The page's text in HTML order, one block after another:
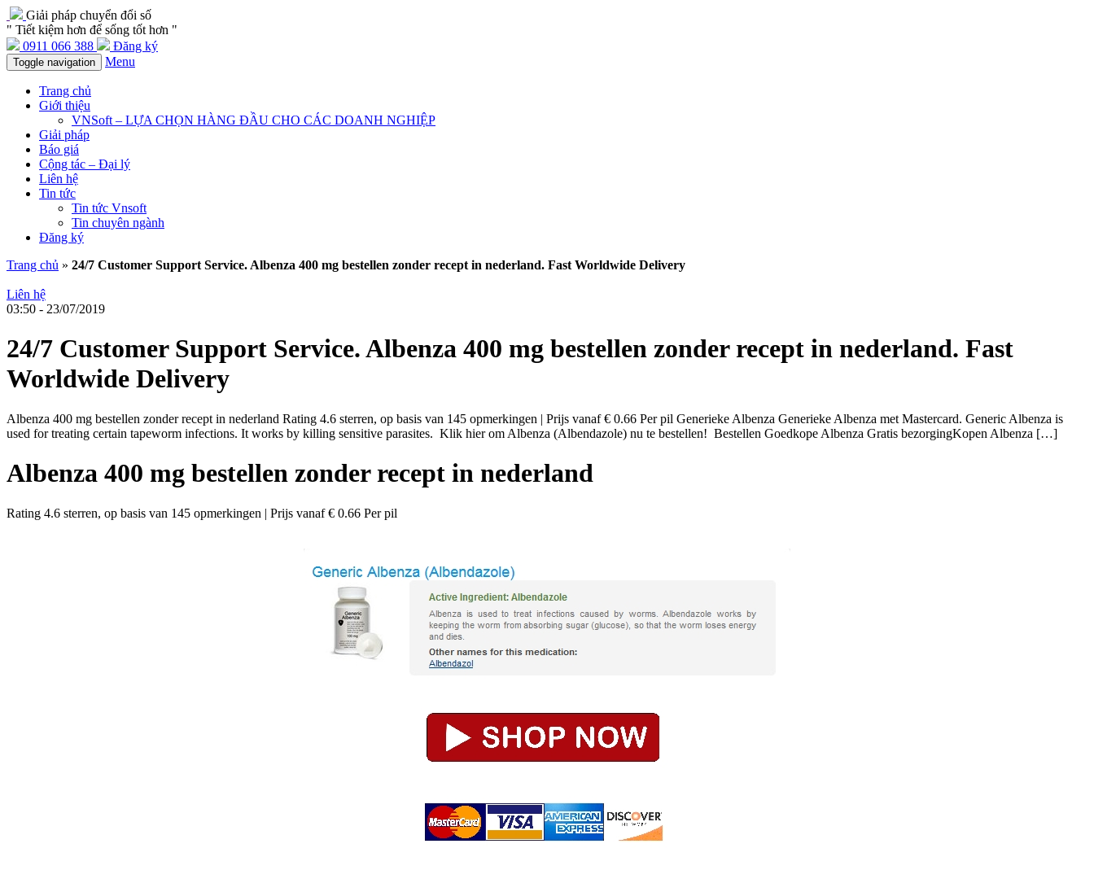
Giải pháp chuyển đổi số
" Tiết kiệm hơn để sống tốt hơn "
0911 066 388
Đăng ký
Toggle navigation Menu
Trang chủ
Giới thiệu
VNSoft – LỰA CHỌN HÀNG ĐẦU CHO CÁC DOANH NGHIỆP
Giải pháp
Báo giá
Cộng tác – Đại lý
Liên hệ
Tin tức
Tin tức Vnsoft
Tin chuyên ngành
Đăng ký
Trang chủ » 24/7 Customer Support Service. Albenza 400 mg bestellen zonder recept in nederland. Fast Worldwide Delivery
Liên hệ
03:50 - 23/07/2019
24/7 Customer Support Service. Albenza 400 mg bestellen zonder recept in nederland. Fast
Worldwide Delivery
Albenza 400 mg bestellen zonder recept in nederland Rating 4.6 sterren, op basis van 145 opmerkingen | Prijs vanaf € 0.66 Per pil Generieke Albenza Generieke Albenza met Mastercard. Generic Albenza is
used for treating certain tapeworm infections. It works by killing sensitive parasites. Klik hier om Albenza (Albendazole) nu te bestellen! Bestellen Goedkope Albenza Gratis bezorgingKopen Albenza […]
Albenza 400 mg bestellen zonder recept in nederland
Rating 4.6 sterren, op basis van 145 opmerkingen | Prijs vanaf€ 0.66 Per pil